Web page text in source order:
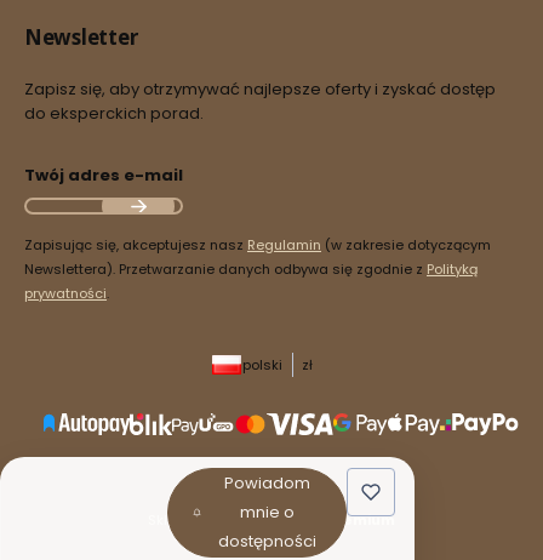
Newsletter
Zapisz się, aby otrzymywać najlepsze oferty i zyskać dostęp
do eksperckich porad.
Twój adres e-mail
Zapisując się, akceptujesz nasz Regulamin (w zakresie dotyczącym
Newslettera). Przetwarzanie danych odbywa się zgodnie z Polityką
prywatności.
polski zł
Sklep internetowyShoper Premium
Powiadom
mnie o
dostępności